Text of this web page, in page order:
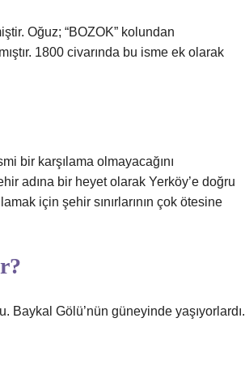
Oğuz; “BOZOK” kolundan
1800 civarında bu isme ek olarak
bir karşılama olmayacağını
adına bir heyet olarak Yerköy’e doğru
için şehir sınırlarının çok ötesine
Baykal Gölü’nün güneyinde yaşıyorlardı.